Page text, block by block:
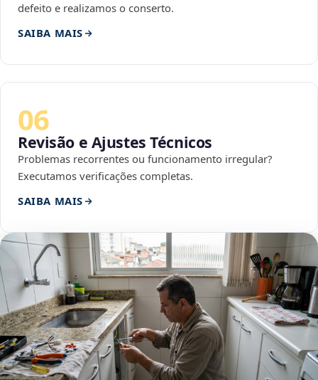
defeito e realizamos o conserto.
SAIBA MAIS
06
Revisão e Ajustes Técnicos
Problemas recorrentes ou funcionamento irregular?
Executamos verificações completas.
SAIBA MAIS